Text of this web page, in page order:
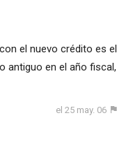
el nuevo crédito es el
antiguo en el año fiscal,
el 25 may. 06